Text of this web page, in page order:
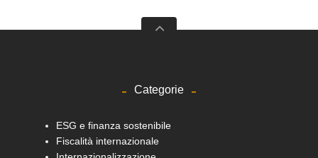
Categorie
ESG e finanza sostenibile
Fiscalità internazionale